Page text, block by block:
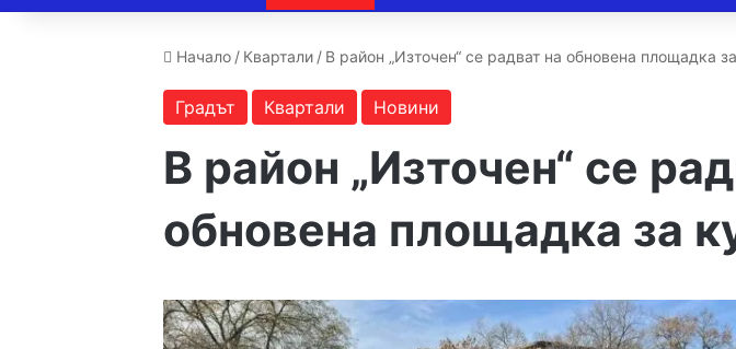
Начало / Квартали / В район „Източен“ се радват на обновена площадка
Градът Квартали Новини
В район „Източен“ се
обновена площадка за